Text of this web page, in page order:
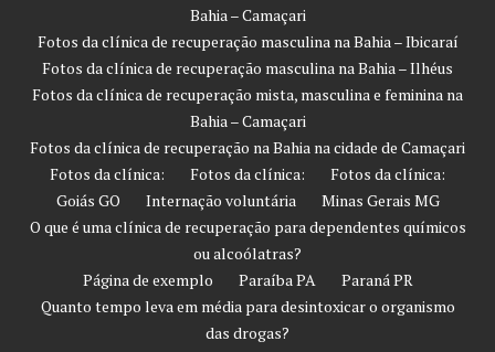
Bahia – Camaçari
Fotos da clínica de recuperação masculina na Bahia – Ibicaraí
Fotos da clínica de recuperação masculina na Bahia – Ilhéus
Fotos da clínica de recuperação mista, masculina e feminina na
Bahia – Camaçari
Fotos da clínica de recuperação na Bahia na cidade de Camaçari
Fotos da clínica:
Fotos da clínica:
Fotos da clínica:
Goiás GO
Internação voluntária
Minas Gerais MG
O que é uma clínica de recuperação para dependentes químicos
ou alcoólatras?
Página de exemplo
Paraíba PA
Paraná PR
Quanto tempo leva em média para desintoxicar o organismo
das drogas?